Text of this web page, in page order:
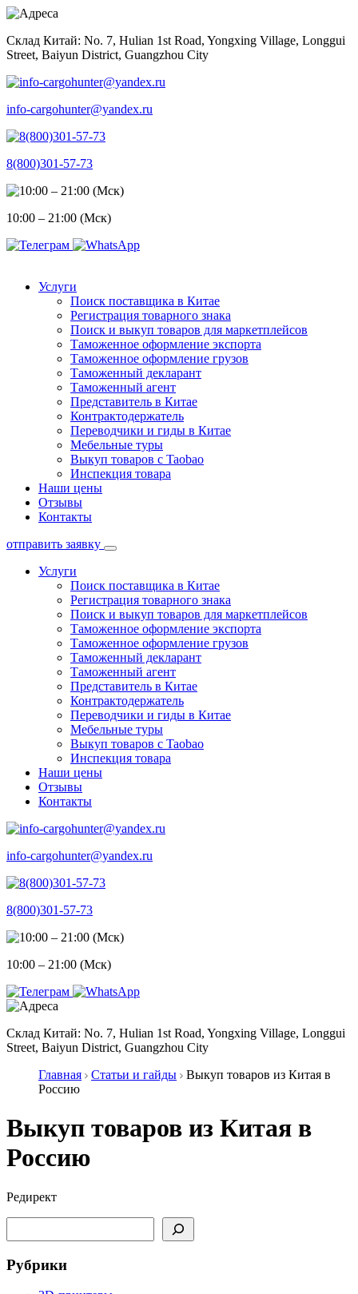
Skip
content
Склад Китай: No. 7, Hulian 1st Road, Yongxing Village, Longgui
Street, Baiyun District, Guangzhou City
info-cargohunter@yandex.ru
8(800)301-57-73
10:00 – 21:00 (Мск)
Услуги
Поиск поставщика в Китае
Регистрация товарного знака
Поиск и выкуп товаров для маркетплейсов
Таможенное оформление экспорта
Таможенное оформление грузов
Таможенный декларант
Таможенный агент
Представитель в Китае
Контрактодержатель
Переводчики и гиды в Китае
Мебельные туры
Выкуп товаров с Taobao
Инспекция товара
Наши цены
Отзывы
Контакты
отправить заявку
Услуги
Поиск поставщика в Китае
Регистрация товарного знака
Поиск и выкуп товаров для маркетплейсов
Таможенное оформление экспорта
Таможенное оформление грузов
Таможенный декларант
Таможенный агент
Представитель в Китае
Контрактодержатель
Переводчики и гиды в Китае
Мебельные туры
Выкуп товаров с Taobao
Инспекция товара
Наши цены
Отзывы
Контакты
info-cargohunter@yandex.ru
8(800)301-57-73
10:00 – 21:00 (Мск)
Склад Китай: No. 7, Hulian 1st Road, Yongxing Village, Longgui
Street, Baiyun District, Guangzhou City
Главная
Статьи и гайды
Выкуп товаров из Китая в
Россию
Выкуп товаров из Китая в
Россию
Редирект
Рубрики